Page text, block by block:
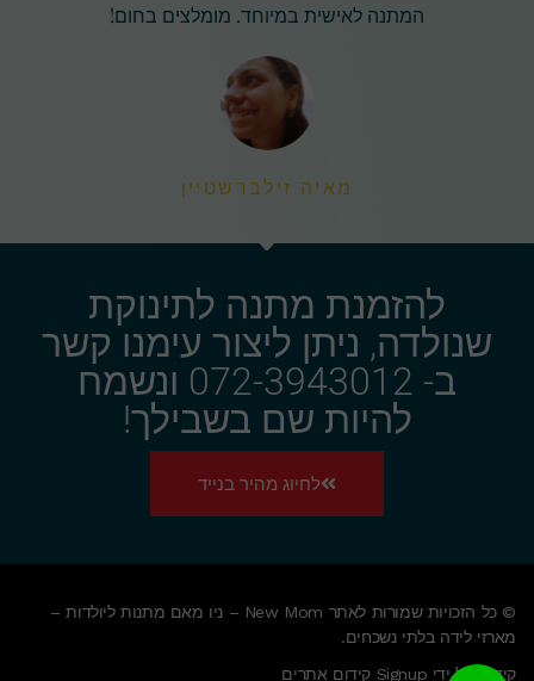
המתנה לאישית במיוחד. מומלצים בחום!
מאיה זילברשטיין
להזמנת מתנה לתינוקת
שנולדה, ניתן ליצור עימנו קשר
ב- 072-3943012 ונשמח
להיות שם בשבילך!
לחיוג מהיר בנייד
© כל הזכויות שמורות לאתר New Mom – ניו מאם מתנות ליולדות –
מארזי לידה בלתי נשכחים.
קידום על ידי Signup קידום אתרים